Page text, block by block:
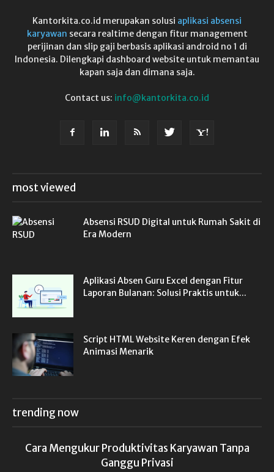
Kantorkita.co.id merupakan solusi aplikasi absensi
karyawan secara realtime dengan fitur management
perijinan dan slip gaji berbasis aplikasi android no 1 di
Indonesia. Dilengkapi dashboard website untuk memantau
kapan saja dan dimana saja.
Contact us: info@kantorkita.co.id
most viewed
Absensi RSUD Digital untuk Rumah Sakit di
Era Modern
Aplikasi Absen Guru Excel dengan Fitur
Laporan Bulanan: Solusi Praktis untuk...
Script HTML Website Keren dengan Efek
Animasi Menarik
trending now
Cara Mengukur Produktivitas Karyawan Tanpa
Ganggu Privasi